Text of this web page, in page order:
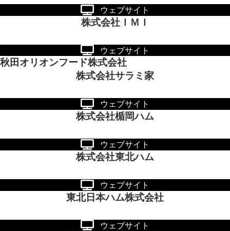
ウェブサイト
株式会社ＩＭＩ
ウェブサイト
秋田オリオンフード株式会社
株式会社サラミ家
ウェブサイト
株式会社楯岡ハム
ウェブサイト
株式会社東北ハム
ウェブサイト
東北日本ハム株式会社
ウェブサイト